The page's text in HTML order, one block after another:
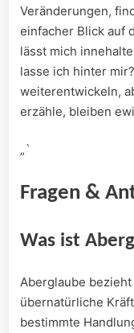
Veränderungen,
einfacher Blick auf
lässt mich
lasse ich hinter
⁢weiterentwickeln,
erzähle, bleiben
„`
Fragen &
Was‍ ist
Aberglaube
übernatürliche‌
bestimmte